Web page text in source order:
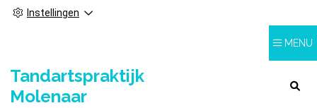
Instellingen
Tandartspraktijk
Molenaar
MENU